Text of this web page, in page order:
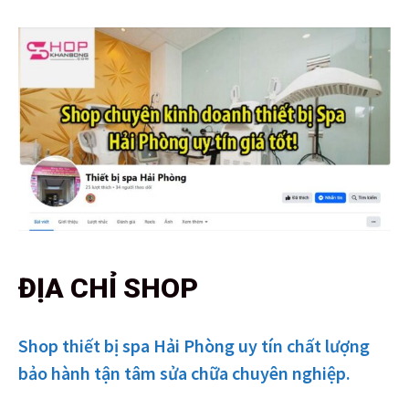
ĐỊA CHỈ SHOP
Shop thiết bị spa Hải Phòng uy tín chất lượng
bảo hành tận tâm sửa chữa chuyên nghiệp.